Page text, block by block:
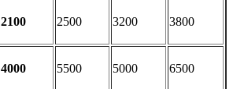
2100 2500 3200 3800
4000 5500 5000 6500